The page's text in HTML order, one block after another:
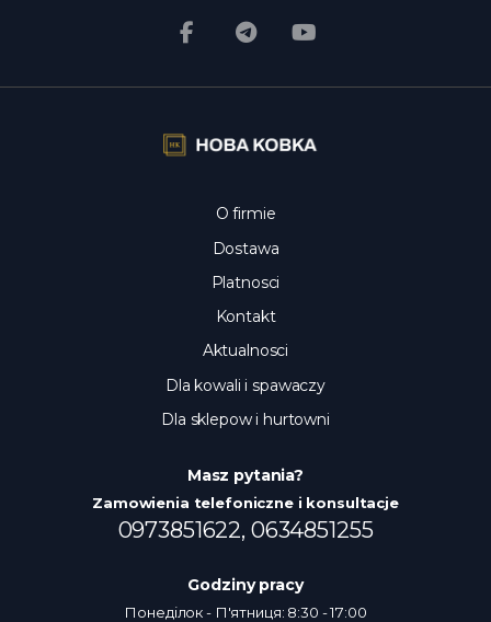
O firmie
Dostawa
Platnosci
Kontakt
Aktualnosci
Dla kowali i spawaczy
Dla sklepow i hurtowni
Masz pytania?
Zamowienia telefoniczne i konsultacje
0973851622, 0634851255
Godziny pracy
Понеділок - П'ятниця: 8:30 - 17:00